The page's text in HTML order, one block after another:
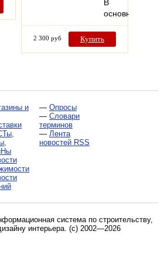
В
основном…
2 300 руб Купить
и
— Опросы
— Словари
терминов
— Лента
новостей RSS
система по строительству,
интерьера. (c) 2002—2026